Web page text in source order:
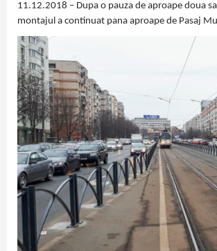
11.12.2018 – Dupa o pauza de aproape doua
montajul a continuat pana aproape de Pasaj